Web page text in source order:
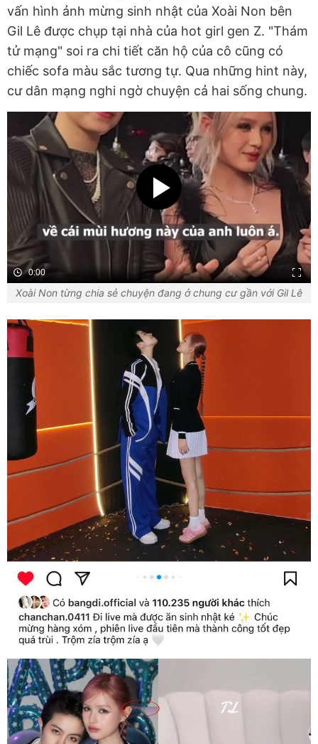
vấn hình ảnh mừng sinh nhật của Xoài Non bên
Gil Lê được chụp tại nhà của hot girl gen Z. "Thám
tử mạng" soi ra chi tiết căn hộ của cô cũng có
chiếc sofa màu sắc tương tự. Qua những hint này,
cư dân mạng nghi ngờ chuyện cả hai sống chung.
0:00
Xoài Non từng chia sẻ chuyện đang ở chung cư gần với Gil Lê